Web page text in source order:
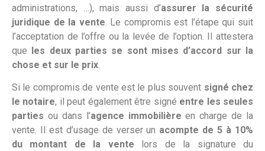
administrations, …), mais aussi d’assurer la sécurité
juridique de la vente. Le compromis est l’étape qui suit
l’acceptation de l’offre ou la levée de l’option. Il attestera
que les deux parties se sont mises d’accord sur la
chose et sur le prix.
Si le compromis de vente est le plus souvent signé chez
le notaire, il peut également être signé entre les seules
parties ou dans l’agence immobilière en charge de la
vente. Il est d’usage de verser un acompte de 5 à 10%
du montant de la vente lors de la signature du